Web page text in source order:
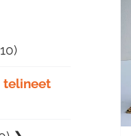
LISÄTIEDOT
telineet